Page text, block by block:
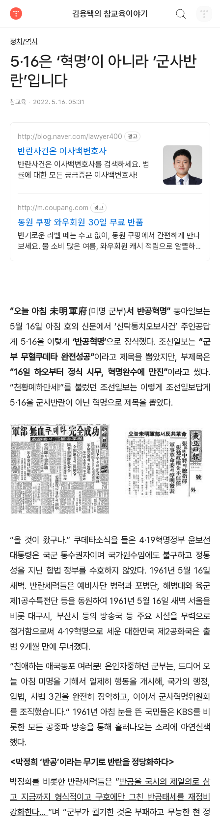
김용택의 참교육이야기
정치/역사
5·16은 ‘혁명’이 아니라 ‘군사반
란’입니다
참교육 2022. 5. 16. 05:31
http://blog.naver.com/lawyer400 광고
반란사건은 이사백변호사
반란사건은 이사백변호사를 검색하세요. 법
률에 대한 모든 궁금증은 이사백변호사!
http://m.coupang.com 광고
동원 쿠팡 와우회원 30일 무료 반품
번거로운 라벨 떼는 수고 없이, 동원 쿠팡에서 간편하게 만나
보세요. 물 소비 많은 여름, 와우회원 캐시 적립으로 알뜰하게
“오늘 아침 未明軍府(미명 군부)서 반공혁명”동아일보는
5월 16일 아침 호외 신문에서 ‘신탁통치오보사건’ 주인공답
게 5·16을 이렇게 ‘반공혁명’으로 장식했다. 조선일보는 “군
부 무혈쿠데타 완전성공”이라고 제목을 뽑았지만, 부제목은
“16일 하오부터 정식 시무, 혁명완수에 만진”이라고 썼다.
“천황폐하만세!”를 불렀던 조선일보는 이렇게 조선일보답게
5·16을 군사반란이 아닌 혁명으로 제목을 뽑았다.
“올 것이 왔구나.” 쿠데타소식을 들은 4·19혁명정부 윤보선
대통령은 국군 통수권자이며 국가원수임에도 불구하고 정통
성을 지닌 합법 정부를 수호하지 않았다. 1961년 5월 16일
새벽. 반란세력들은 예비사단 병력과 포병단, 해병대와 육군
제1공수특전단 등을 동원하여 1961년 5월 16일 새벽 서울을
비롯 대구시, 부산시 등의 방송국 등 주요 시설을 무력으로
점거함으로써 4·19혁명으로 세운 대한민국 제2공화국은 출
범 9개월 만에 무너졌다.
”친애하는 애국동포 여러분! 은인자중하던 군부는, 드디어 오
늘 아침 미명을 기해서 일제히 행동을 개시해, 국가의 행정,
입법, 사법 3권을 완전히 장악하고, 이어서 군사혁명위원회
를 조직했습니다.“ 1961년 아침 눈을 뜬 국민들은 KBS를 비
롯한 모든 공중파 방송을 통해 흘러나오는 소리에 아연실색
했다.
<박정희 ‘반공’이라는 무기로 반란을 정당화하다>
박정희를 비롯한 반란세력들은 ”반공을 국시의 제일의로 삼
고 지금까지 형식적이고 구호에만 그친 반공태세를 재정비
강화한다... ”며 “군부가 궐기한 것은 부패하고 무능한 현 정